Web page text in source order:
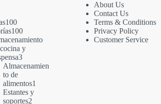
100100
productos
100100
productos
y
33
productos
Almacenamien
to de
alimentos1
Estantes y
soportes22
About Us
Contact Us
Terms & Conditions
Privacy Policy
Customer Service